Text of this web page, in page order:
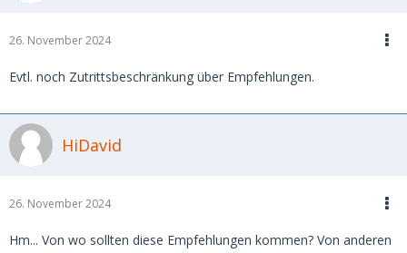
26. November 2024
Evtl. noch Zutrittsbeschränkung über Empfehlungen.
HiDavid
26. November 2024
Hm... Von wo sollten diese Empfehlungen kommen? Von anderen